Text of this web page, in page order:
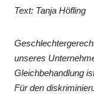
Text: Tanja Höfling
unseres
Gleichbehandlung
Für den